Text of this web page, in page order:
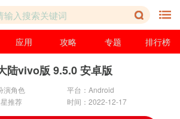
应用 攻略 专题 排行榜
陆vivo版 9.5.0 安卓版
演角色
平台：Android
推荐
时间：2022-12-17